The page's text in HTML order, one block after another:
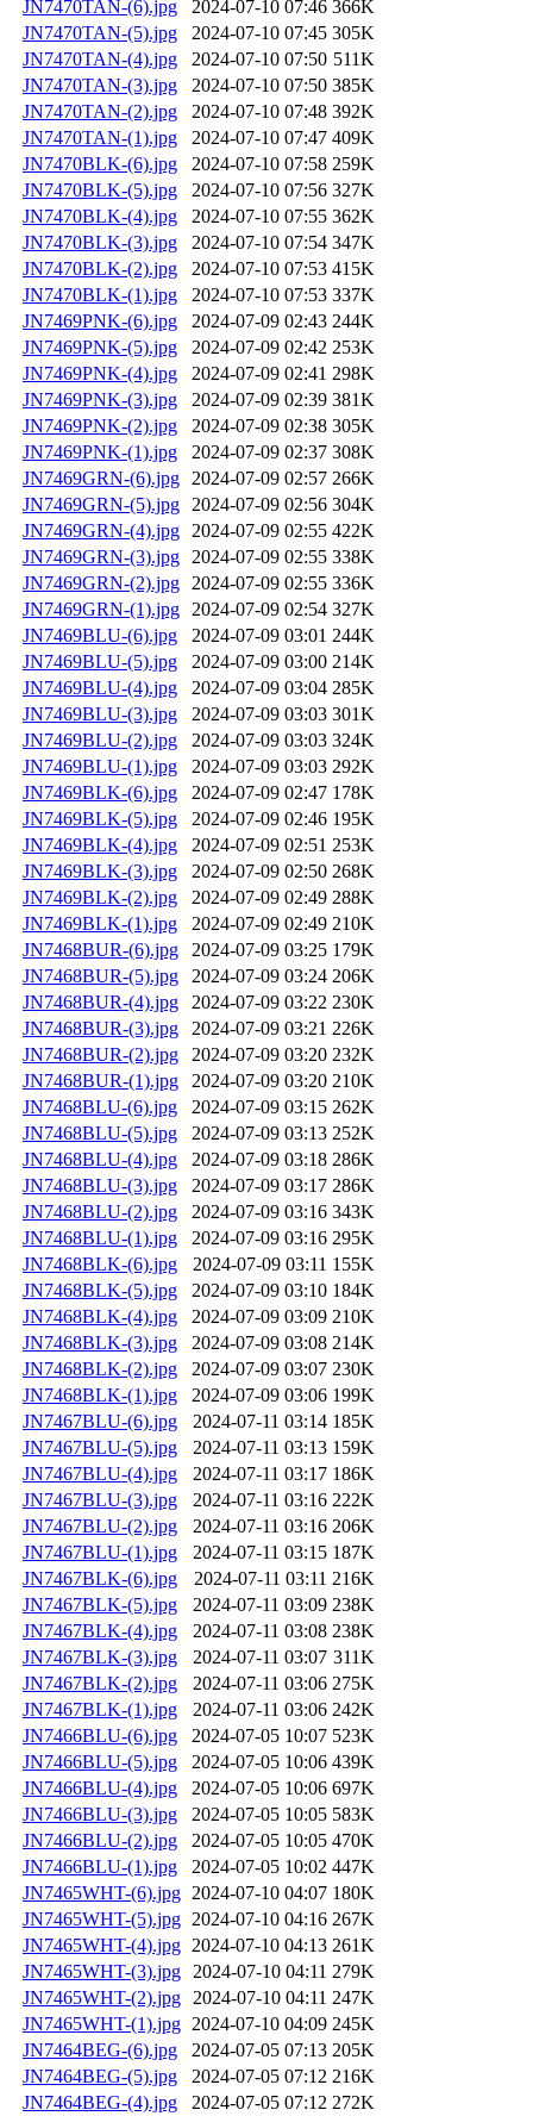
JN7470TAN-(6).jpg 2024-07-10 07:46 366K
JN7470TAN-(5).jpg
2024-07-10 07:45 305K
JN7470TAN-(4).jpg
2024-07-10 07:50 511K
JN7470TAN-(3).jpg
2024-07-10 07:50 385K
JN7470TAN-(2).jpg
2024-07-10 07:48 392K
JN7470TAN-(1).jpg
2024-07-10 07:47 409K
JN7470BLK-(6).jpg
2024-07-10 07:58 259K
JN7470BLK-(5).jpg
2024-07-10 07:56 327K
JN7470BLK-(4).jpg
2024-07-10 07:55 362K
JN7470BLK-(3).jpg
2024-07-10 07:54 347K
JN7470BLK-(2).jpg
2024-07-10 07:53 415K
JN7470BLK-(1).jpg
2024-07-10 07:53 337K
JN7469PNK-(6).jpg
2024-07-09 02:43 244K
JN7469PNK-(5).jpg
2024-07-09 02:42 253K
JN7469PNK-(4).jpg
2024-07-09 02:41 298K
JN7469PNK-(3).jpg
2024-07-09 02:39 381K
JN7469PNK-(2).jpg
2024-07-09 02:38 305K
JN7469PNK-(1).jpg
2024-07-09 02:37 308K
JN7469GRN-(6).jpg
2024-07-09 02:57 266K
JN7469GRN-(5).jpg
2024-07-09 02:56 304K
JN7469GRN-(4).jpg
2024-07-09 02:55 422K
JN7469GRN-(3).jpg
2024-07-09 02:55 338K
JN7469GRN-(2).jpg
2024-07-09 02:55 336K
JN7469GRN-(1).jpg
2024-07-09 02:54 327K
JN7469BLU-(6).jpg
2024-07-09 03:01 244K
JN7469BLU-(5).jpg
2024-07-09 03:00 214K
JN7469BLU-(4).jpg
2024-07-09 03:04 285K
JN7469BLU-(3).jpg
2024-07-09 03:03 301K
JN7469BLU-(2).jpg
2024-07-09 03:03 324K
JN7469BLU-(1).jpg
2024-07-09 03:03 292K
JN7469BLK-(6).jpg
2024-07-09 02:47 178K
JN7469BLK-(5).jpg
2024-07-09 02:46 195K
JN7469BLK-(4).jpg
2024-07-09 02:51 253K
JN7469BLK-(3).jpg
2024-07-09 02:50 268K
JN7469BLK-(2).jpg
2024-07-09 02:49 288K
JN7469BLK-(1).jpg
2024-07-09 02:49 210K
JN7468BUR-(6).jpg
2024-07-09 03:25 179K
JN7468BUR-(5).jpg
2024-07-09 03:24 206K
JN7468BUR-(4).jpg
2024-07-09 03:22 230K
JN7468BUR-(3).jpg
2024-07-09 03:21 226K
JN7468BUR-(2).jpg
2024-07-09 03:20 232K
JN7468BUR-(1).jpg
2024-07-09 03:20 210K
JN7468BLU-(6).jpg
2024-07-09 03:15 262K
JN7468BLU-(5).jpg
2024-07-09 03:13 252K
JN7468BLU-(4).jpg
2024-07-09 03:18 286K
JN7468BLU-(3).jpg
2024-07-09 03:17 286K
JN7468BLU-(2).jpg
2024-07-09 03:16 343K
JN7468BLU-(1).jpg
2024-07-09 03:16 295K
JN7468BLK-(6).jpg
2024-07-09 03:11 155K
JN7468BLK-(5).jpg
2024-07-09 03:10 184K
JN7468BLK-(4).jpg
2024-07-09 03:09 210K
JN7468BLK-(3).jpg
2024-07-09 03:08 214K
JN7468BLK-(2).jpg
2024-07-09 03:07 230K
JN7468BLK-(1).jpg
2024-07-09 03:06 199K
JN7467BLU-(6).jpg
2024-07-11 03:14 185K
JN7467BLU-(5).jpg
2024-07-11 03:13 159K
JN7467BLU-(4).jpg
2024-07-11 03:17 186K
JN7467BLU-(3).jpg
2024-07-11 03:16 222K
JN7467BLU-(2).jpg
2024-07-11 03:16 206K
JN7467BLU-(1).jpg
2024-07-11 03:15 187K
JN7467BLK-(6).jpg
2024-07-11 03:11 216K
JN7467BLK-(5).jpg
2024-07-11 03:09 238K
JN7467BLK-(4).jpg
2024-07-11 03:08 238K
JN7467BLK-(3).jpg
2024-07-11 03:07 311K
JN7467BLK-(2).jpg
2024-07-11 03:06 275K
JN7467BLK-(1).jpg
2024-07-11 03:06 242K
JN7466BLU-(6).jpg
2024-07-05 10:07 523K
JN7466BLU-(5).jpg
2024-07-05 10:06 439K
JN7466BLU-(4).jpg
2024-07-05 10:06 697K
JN7466BLU-(3).jpg
2024-07-05 10:05 583K
JN7466BLU-(2).jpg
2024-07-05 10:05 470K
JN7466BLU-(1).jpg
2024-07-05 10:02 447K
JN7465WHT-(6).jpg 2024-07-10 04:07 180K
JN7465WHT-(5).jpg 2024-07-10 04:16 267K
JN7465WHT-(4).jpg 2024-07-10 04:13 261K
JN7465WHT-(3).jpg
2024-07-10 04:11 279K
JN7465WHT-(2).jpg
2024-07-10 04:11 247K
JN7465WHT-(1).jpg 2024-07-10 04:09 245K
JN7464BEG-(6).jpg
2024-07-05 07:13 205K
JN7464BEG-(5).jpg
2024-07-05 07:12 216K
JN7464BEG-(4).jpg
2024-07-05 07:12 272K